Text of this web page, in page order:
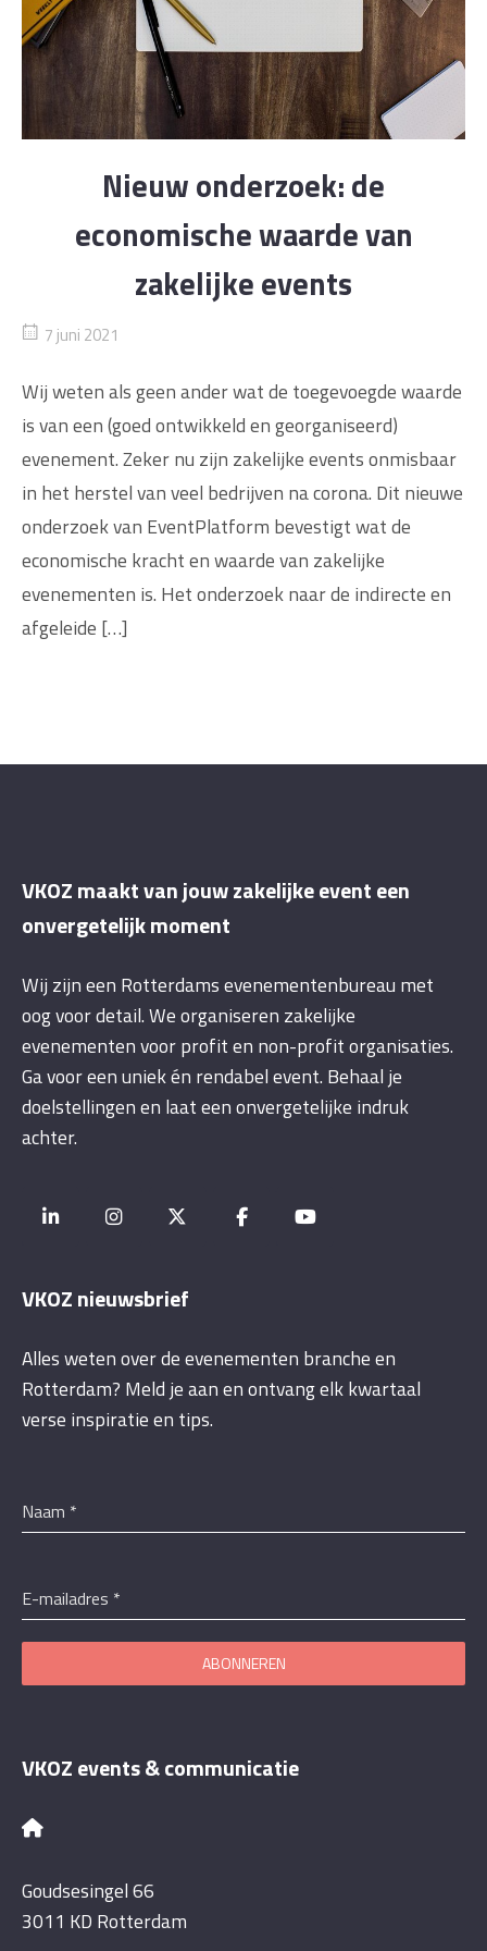
Nieuw onderzoek: de
economische waarde van
zakelijke events
7 juni 2021
Wij weten als geen ander wat de toegevoegde waarde
is van een (goed ontwikkeld en georganiseerd)
evenement. Zeker nu zijn zakelijke events onmisbaar
in het herstel van veel bedrijven na corona. Dit nieuwe
onderzoek van EventPlatform bevestigt wat de
economische kracht en waarde van zakelijke
evenementen is. Het onderzoek naar de indirecte en
afgeleide […]
VKOZ maakt van jouw zakelijke event een
onvergetelijk moment
Wij zijn een Rotterdams evenementenbureau met
oog voor detail. We organiseren zakelijke
evenementen voor profit en non-profit organisaties.
Ga voor een uniek én rendabel event. Behaal je
doelstellingen en laat een onvergetelijke indruk
achter.
VKOZ nieuwsbrief
Alles weten over de evenementen branche en
Rotterdam? Meld je aan en ontvang elk kwartaal
verse inspiratie en tips.
Naam *
E-mailadres *
ABONNEREN
VKOZ events & communicatie
Goudsesingel 66
3011 KD Rotterdam